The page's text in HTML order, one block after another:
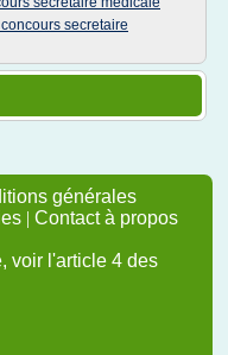
secretaire
générales
| Contact à propos
voir l'article 4 des